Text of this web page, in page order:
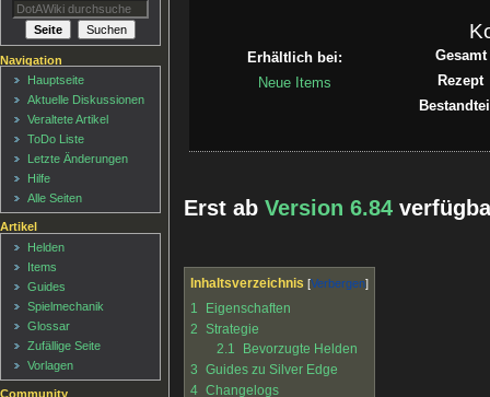
Erhältlich bei:
Neue Items
Gesamt
Rezept
Erst abVersion 6.84
Inhaltsverzeichnis
1
Eigenschaften
2 Strategie
2.1
Bevorzugte Helden
3 Guides zu Silver Edge
4 Changelogs
Navigation
Hauptseite
Aktuelle Diskussionen
Veraltete Artikel
ToDo Liste
Letzte Änderungen
Hilfe
Alle Seiten
Artikel
Helden
Items
Guides
Spielmechanik
Glossar
Zufällige Seite
Vorlagen
Community